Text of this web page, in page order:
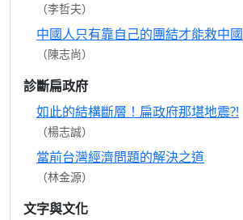
（李哲夫）
中國人只有靠自己的團結才能救中國
（陳志尚）
診斷扁政府
如此的結構斷層！扁政府那堪地震?!
（楊志誠）
當前台灣經濟問題的解決之道
（林金源）
文字與文化